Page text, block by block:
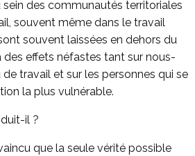
des communautés territoriales
souvent même dans le travail
souvent laissées en dehors du
des effets néfastes tant sur nous-
travail et sur les personnes qui se
la plus vulnérable.
il ?
que la seule vérité possible